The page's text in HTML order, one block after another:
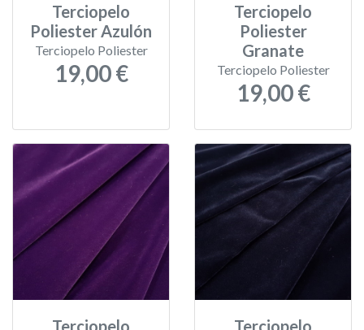
Terciopelo
Poliester Azulón
Terciopelo Poliester
19,00 €
Terciopelo
Poliester
Granate
Terciopelo Poliester
19,00 €
Terciopelo Terciopelo